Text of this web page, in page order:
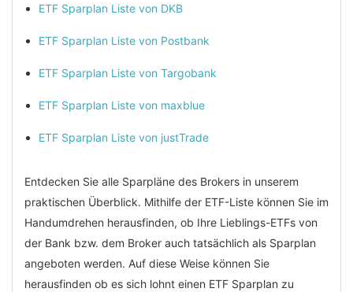
ETF Sparplan Liste von DKB
ETF Sparplan Liste von Postbank
ETF Sparplan Liste von Targobank
ETF Sparplan Liste von maxblue
ETF Sparplan Liste von justTrade
Entdecken Sie alle Sparpläne des Brokers in unserem
praktischen Überblick. Mithilfe der ETF-Liste können Sie im
Handumdrehen herausfinden, ob Ihre Lieblings-ETFs von
der Bank bzw. dem Broker auch tatsächlich als Sparplan
angeboten werden. Auf diese Weise können Sie
herausfinden ob es sich lohnt einen ETF Sparplan zu